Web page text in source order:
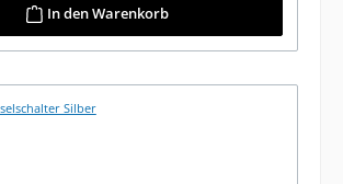
In den Warenkorb